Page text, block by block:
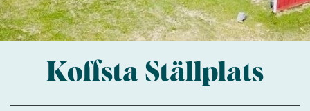
Koffsta Ställplats